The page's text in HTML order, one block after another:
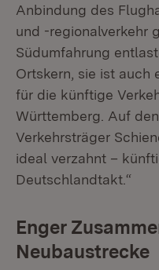
Anbindung des
und -regionalverkehr
Südumfahrung
Ortskern, sie ist auch
für die künftige
Württemberg. Auf
Verkehrsträger
ideal verzahnt –
Deutschlandtakt.“
Enger
Neubaustrecke